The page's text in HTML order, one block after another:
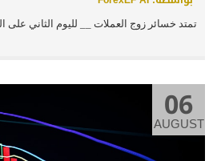
تمتد خسائر زوج العملات __ لليوم الثاني على
06
AUGUST